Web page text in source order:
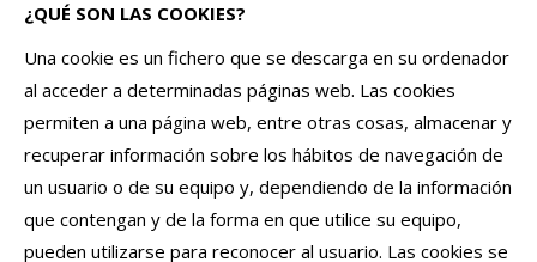
¿QUÉ SON LAS COOKIES?
Una cookie es un fichero que se descarga en su ordenador
al acceder a determinadas páginas web. Las cookies
permiten a una página web, entre otras cosas, almacenar y
recuperar información sobre los hábitos de navegación de
un usuario o de su equipo y, dependiendo de la información
que contengan y de la forma en que utilice su equipo,
pueden utilizarse para reconocer al usuario. Las cookies se